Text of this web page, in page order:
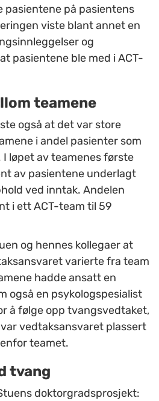
pasientene på pasientens
viste blant annet en
og
pasientene ble med i ACT-
teamene
også at det var store
i andel pasienter som
løpet av teamenes første
av pasientene underlagt
ved inntak. Andelen
i ett ACT-team til 59
og hennes kollegaer at
varierte fra team
hadde ansatt en
også en psykologspesialist
å følge opp tvangsvedtaket,
vedtaksansvaret plassert
teamet.
tvang
doktorgradsprosjekt: